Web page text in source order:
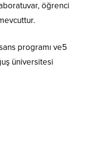
öğrenci
programı ve5
üniversitesi